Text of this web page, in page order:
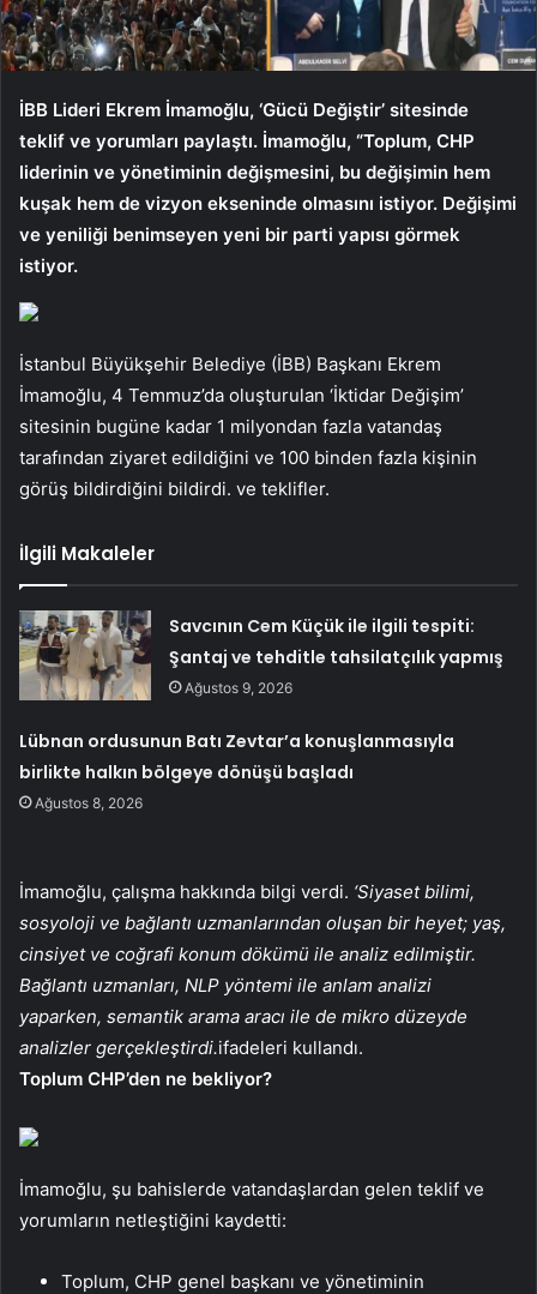
İBB Lideri Ekrem İmamoğlu, ‘Gücü Değiştir’ sitesinde
teklif ve yorumları paylaştı. İmamoğlu, “Toplum, CHP
liderinin ve yönetiminin değişmesini, bu değişimin hem
kuşak hem de vizyon ekseninde olmasını istiyor. Değişimi
ve yeniliği benimseyen yeni bir parti yapısı görmek
istiyor.
İstanbul Büyükşehir Belediye (İBB) Başkanı Ekrem
İmamoğlu, 4 Temmuz’da oluşturulan ‘İktidar Değişim’
sitesinin bugüne kadar 1 milyondan fazla vatandaş
tarafından ziyaret edildiğini ve 100 binden fazla kişinin
görüş bildirdiğini bildirdi. ve teklifler.
İlgili Makaleler
Savcının Cem Küçük ile ilgili tespiti:
Şantaj ve tehditle tahsilatçılık yapmış
Ağustos 9, 2026
Lübnan ordusunun Batı Zevtar’a konuşlanmasıyla
birlikte halkın bölgeye dönüşü başladı
Ağustos 8, 2026
İmamoğlu, çalışma hakkında bilgi verdi. ‘Siyaset bilimi,
sosyoloji ve bağlantı uzmanlarından oluşan bir heyet; yaş,
cinsiyet ve coğrafi konum dökümü ile analiz edilmiştir.
Bağlantı uzmanları, NLP yöntemi ile anlam analizi
yaparken, semantik arama aracı ile de mikro düzeyde
analizler gerçekleştirdi.ifadeleri kullandı.
Toplum CHP’den ne bekliyor?
İmamoğlu, şu bahislerde vatandaşlardan gelen teklif ve
yorumların netleştiğini kaydetti:
Toplum, CHP genel başkanı ve yönetiminin